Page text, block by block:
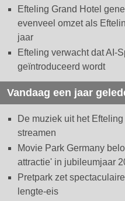
Efteling Grand Hotel
evenveel omzet als
jaar
Efteling verwacht dat AI-
geïntroduceerd wordt
Vandaag een jaar
De muziek uit het
streamen
Movie Park Germany
attractie' in jubileumjaar
Pretpark zet
lengte-eis